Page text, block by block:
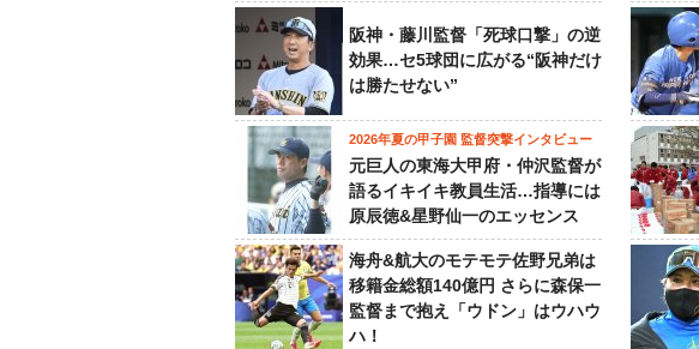
阪神・藤川監督「死球口撃」の逆
効果…セ5球団に広がる“阪神だけ
は勝たせない”
2026年夏の甲子園 監督突撃インタビュー
元巨人の東海大甲府・仲沢監督が
語るイキイキ教員生活…指導には
原辰徳&星野仙一のエッセンス
海舟&航大のモテモテ佐野兄弟は
移籍金総額140億円 さらに森保一
監督まで抱え「ウドン」はウハウ
ハ！